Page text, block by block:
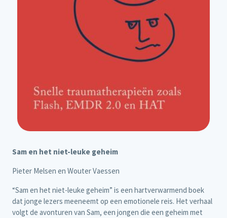
Sam en het niet-leuke geheim
Pieter Melsen en Wouter Vaessen
“Sam en het niet-leuke geheim” is een hartverwarmend boek
dat jonge lezers meeneemt op een emotionele reis. Het verhaal
volgt de avonturen van Sam, een jongen die een geheim met